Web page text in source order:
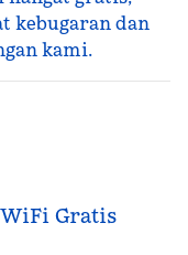
kebugaran dan
kami.
WiFi Gratis